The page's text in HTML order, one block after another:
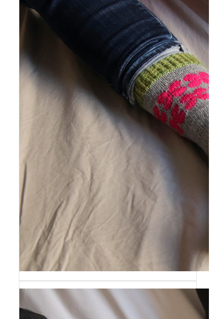
{Tricot} Flower power socks
Ce patron a été initialement créé
pour les membres de…